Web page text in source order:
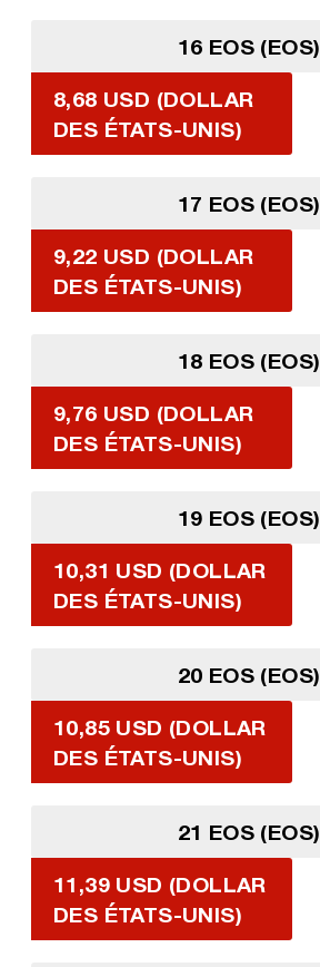
16 EOS (EOS)
8,68 USD (DOLLAR
DES ÉTATS-UNIS)
17 EOS (EOS)
9,22 USD (DOLLAR
DES ÉTATS-UNIS)
18 EOS (EOS)
9,76 USD (DOLLAR
DES ÉTATS-UNIS)
19 EOS (EOS)
10,31 USD (DOLLAR
DES ÉTATS-UNIS)
20 EOS (EOS)
10,85 USD (DOLLAR
DES ÉTATS-UNIS)
21 EOS (EOS)
11,39 USD (DOLLAR
DES ÉTATS-UNIS)